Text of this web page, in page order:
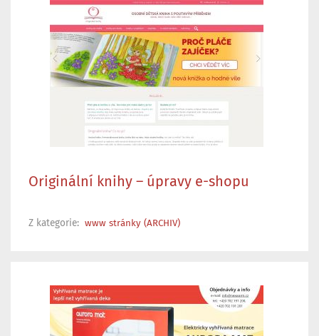
Originální knihy – úpravy e-shopu
Z kategorie: www stránky (ARCHIV)